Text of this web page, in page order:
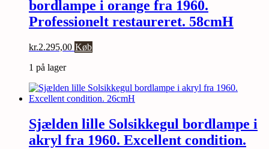
bordlampe i orange fra 1960.
Professionelt restaureret. 58cmH
kr.2.295,00 Køb
1 på lager
Sjælden lille Solsikkegul bordlampe i
akryl fra 1960. Excellent condition.